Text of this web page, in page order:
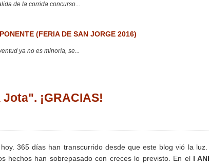
de la corrida concurso...
(FERIA DE SAN JORGE 2016)
ya no es minoría, se...
¡GRACIAS!
365 días han transcurrido desde que este blog vió la
hechos han sobrepasado con creces lo previsto. En el I